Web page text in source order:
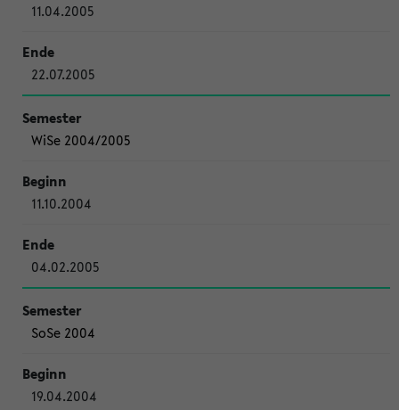
11.04.2005
22.07.2005
WiSe 2004/2005
11.10.2004
04.02.2005
SoSe 2004
19.04.2004